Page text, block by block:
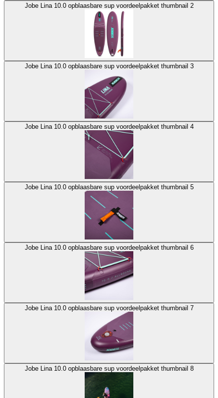
Jobe Lina 10.0 opblaasbare sup voordeelpakket thumbnail 2
Jobe Lina 10.0 opblaasbare sup voordeelpakket thumbnail 3
Jobe Lina 10.0 opblaasbare sup voordeelpakket thumbnail 4
Jobe Lina 10.0 opblaasbare sup voordeelpakket thumbnail 5
Jobe Lina 10.0 opblaasbare sup voordeelpakket thumbnail 6
Jobe Lina 10.0 opblaasbare sup voordeelpakket thumbnail 7
Jobe Lina 10.0 opblaasbare sup voordeelpakket thumbnail 8